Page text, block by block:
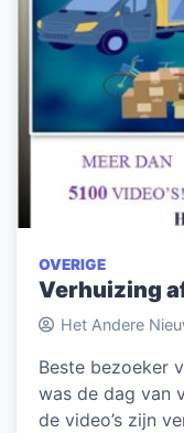
OVERIGE
Verhuizing
Het Andere
Beste bezoeker
was de dag van
de video’s zijn